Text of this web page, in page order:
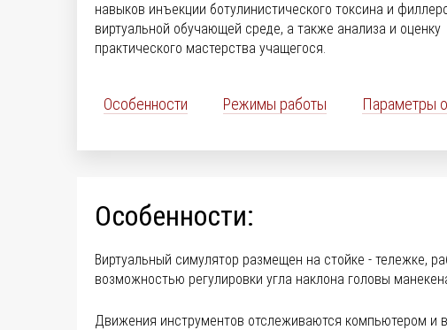
навыков инъекции ботулинистического токсина и
виртуальной обучающей среде, а также анализа и оценку
практического мастерства учащегося.
Особенности Режимы работы Параметры
Особенности:
Виртуальный симулятор размещен на стойке - тележке,
возможностью регулировки угла наклона головы
Движения инструментов отслеживаются компьютером и